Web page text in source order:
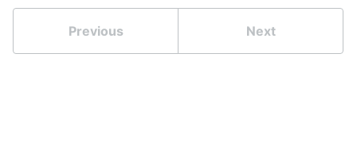
Previous Next